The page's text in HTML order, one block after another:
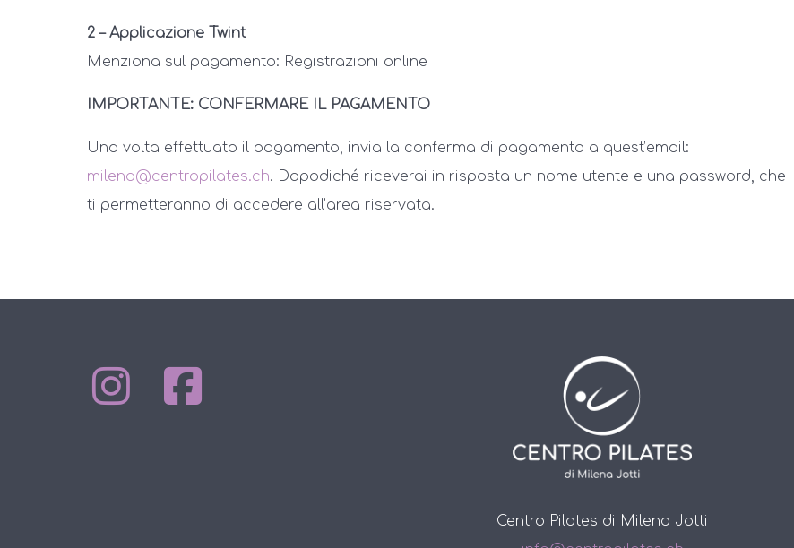
2 – Applicazione Twint
Menziona sul pagamento: Registrazioni online
IMPORTANTE: CONFERMARE IL PAGAMENTO
Una volta effettuato il pagamento, invia la conferma di pagamento a quest’email:
milena@centropilates.ch. Dopodiché riceverai in risposta un nome utente e una password, che
ti permetteranno di accedere all’area riservata.
Centro Pilates di Milena Jotti